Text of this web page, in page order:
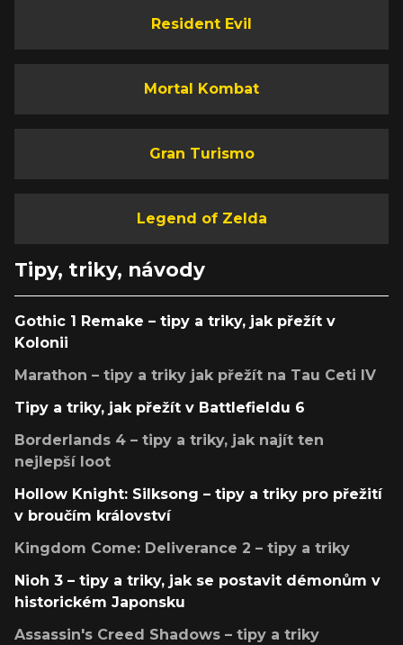
Resident Evil
Mortal Kombat
Gran Turismo
Legend of Zelda
Tipy, triky, návody
Gothic 1 Remake – tipy a triky, jak přežít v
Kolonii
Marathon – tipy a triky jak přežít na Tau Ceti IV
Tipy a triky, jak přežít v Battlefieldu 6
Borderlands 4 – tipy a triky, jak najít ten
nejlepší loot
Hollow Knight: Silksong – tipy a triky pro přežití
v broučím království
Kingdom Come: Deliverance 2 – tipy a triky
Nioh 3 – tipy a triky, jak se postavit démonům v
historickém Japonsku
Assassin's Creed Shadows – tipy a triky